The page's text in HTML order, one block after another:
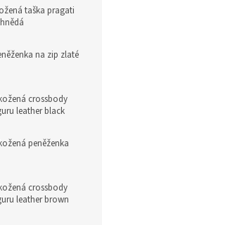
taška pragati
na zip zlaté
crossbody
leather black
peněženka
crossbody
leather brown